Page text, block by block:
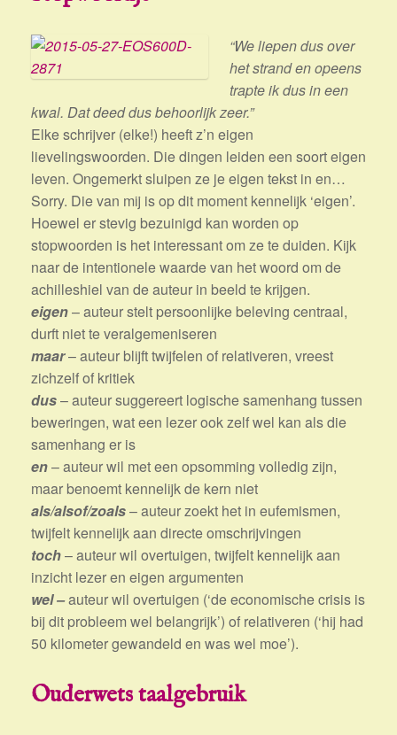
“We liepen dus over
het strand en opeens
trapte ik dus in een
kwal. Dat deed dus behoorlijk zeer.”
Elke schrijver (elke!) heeft z’n eigen
lievelingswoorden. Die dingen leiden een soort eigen
leven. Ongemerkt sluipen ze je eigen tekst in en…
Sorry. Die van mij is op dit moment kennelijk ‘eigen’.
Hoewel er stevig bezuinigd kan worden op
stopwoorden is het interessant om ze te duiden. Kijk
naar de intentionele waarde van het woord om de
achilleshiel van de auteur in beeld te krijgen.
eigen– auteur stelt persoonlijke beleving centraal,
durft niet te veralgemeniseren
maar– auteur blijft twijfelen of relativeren, vreest
zichzelf of kritiek
dus– auteur suggereert logische samenhang tussen
beweringen, wat een lezer ook zelf wel kan als die
samenhang er is
en– auteur wil met een opsomming volledig zijn,
maar benoemt kennelijk de kern niet
als/alsof/zoals– auteur zoekt het in eufemismen,
twijfelt kennelijk aan directe omschrijvingen
toch– auteur wil overtuigen, twijfelt kennelijk aan
inzicht lezer en eigen argumenten
wel –auteur wil overtuigen (‘de economische crisis is
bij dit probleem wel belangrijk’) of relativeren (‘hij had
50 kilometer gewandeld en was wel moe’).
Ouderwets taalgebruik